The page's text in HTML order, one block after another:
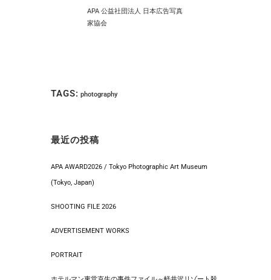
APA 公益社団法人 日本広告写真
家協会
TAGS: photography
最近の投稿
APA AWARD2026 / Tokyo Photographic Art Museum
(Tokyo, Japan)
SHOOTING FILE 2026
ADVERTISEMENT WORKS
PORTRAIT